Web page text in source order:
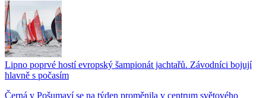
Lipno poprvé hostí evropský šampionát jachtařů. Závodníci bojují
hlavně s počasím
Černá v Pošumaví se na týden proměnila v centrum světového